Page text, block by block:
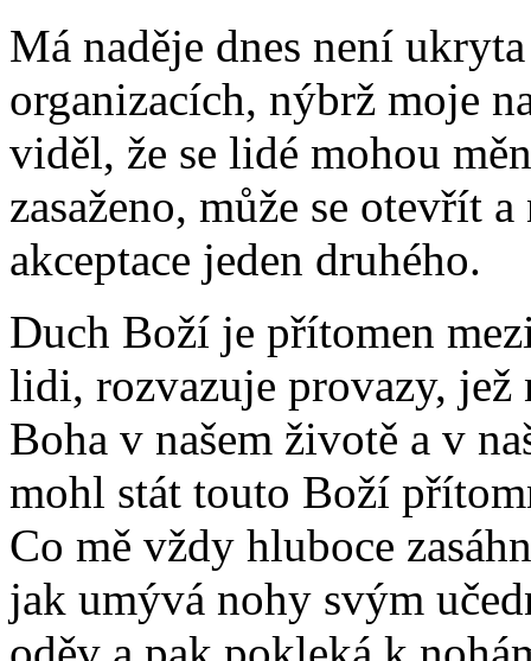
Má naděje dnes není
organizacích, nýbrž moje
viděl, že se lidé mohou
zasaženo, může se otevřít
akceptace jeden druhého.
Duch Boží je přítomen
lidi, rozvazuje provazy,
Boha v našem životě a v
mohl stát touto Boží
Co mě vždy hluboce
jak umývá nohy svým